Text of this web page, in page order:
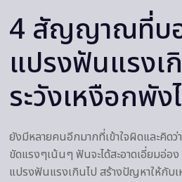
4 สัญญาณที่บ
แปรงฟันแรงเ
ระวังเหงือกพัง
ยังมีหลายคนอีกมากที่เข้าใจผิดและคิดว่
ขัดแรงๆเน้นๆ ฟันจะได้สะอาดเอี่ยมอ่อ
แปรงฟันแรงเกินไป สร้างปัญหาให้กับ